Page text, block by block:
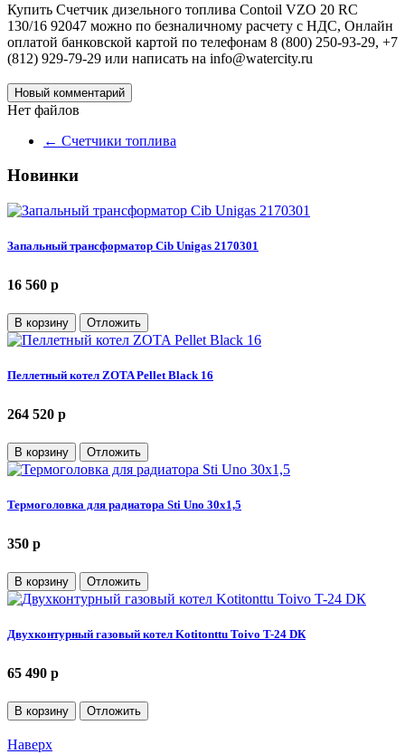
Купить Счетчик дизельного топлива Contoil VZO 20 RC
130/16 92047 можно по безналичному расчету с НДС, Онлайн
оплатой банковской картой по телефонам 8 (800) 250-93-29, +7
(812) 929-79-29 или написать на info@watercity.ru
Новый комментарий
Нет файлов
← Счетчики топлива
Новинки
Запальный трансформатор Cib Unigas 2170301
16 560 p
В корзину Отложить
Пеллетный котел ZOTA Pellet Black 16
264 520 p
В корзину Отложить
Термоголовка для радиатора Sti Uno 30х1,5
350 p
В корзину Отложить
Двухконтурный газовый котел Kotitonttu Toivo T-24 DК
65 490 p
В корзину Отложить
Наверх